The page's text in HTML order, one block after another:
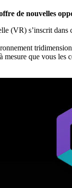
de nouvelles
(VR) s’inscrit
que vous